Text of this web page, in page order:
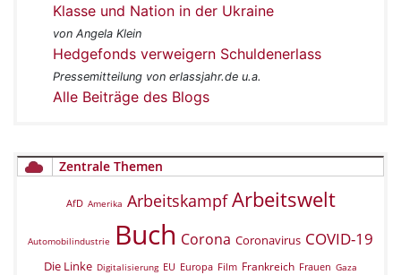
Klasse und Nation in der Ukraine
von Angela Klein
Hedgefonds verweigern Schuldenerlass
Pressemitteilung von erlassjahr.de u.a.
Alle Beiträge des Blogs
Zentrale Themen
AfD Amerika Arbeitskampf Arbeitswelt
Automobilindustrie Buch Corona Coronavirus COVID-19
Die Linke Digitalisierung EU Europa Film Frankreich Frauen Gaza